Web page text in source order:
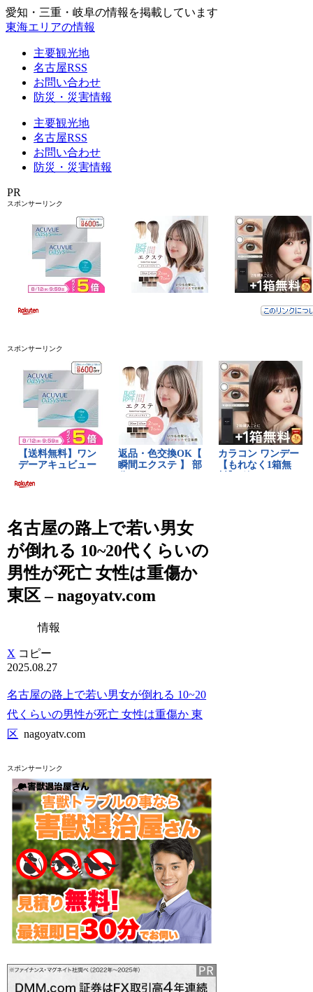
愛知・三重・岐阜の情報を掲載しています
東海エリアの情報
主要観光地
名古屋RSS
お問い合わせ
防災・災害情報
主要観光地
名古屋RSS
お問い合わせ
防災・災害情報
PR
スポンサーリンク
スポンサーリンク
名古屋の路上で若い男女
が倒れる 10~20代くらいの
男性が死亡 女性は重傷か
東区 – nagoyatv.com
情報
X コピー
2025.08.27
名古屋の路上で若い男女が倒れる 10~20
代くらいの男性が死亡 女性は重傷か 東
区 nagoyatv.com
スポンサーリンク